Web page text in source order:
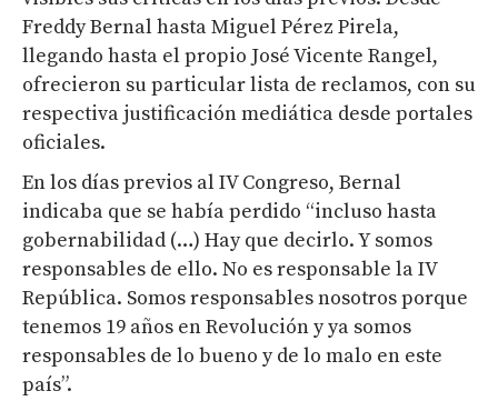
Freddy Bernal hasta Miguel Pérez Pirela,
llegando hasta el propio José Vicente Rangel,
ofrecieron su particular lista de reclamos, con su
respectiva justificación mediática desde portales
oficiales.
En los días previos al IV Congreso, Bernal
indicaba que se había perdido “incluso hasta
gobernabilidad (…) Hay que decirlo. Y somos
responsables de ello. No es responsable la IV
República. Somos responsables nosotros porque
tenemos 19 años en Revolución y ya somos
responsables de lo bueno y de lo malo en este
país”.